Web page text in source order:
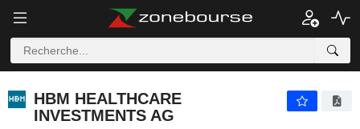
HBM HEALTHCARE
INVESTMENTS AG